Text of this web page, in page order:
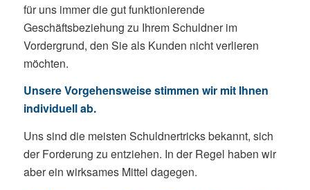
für uns immer die gut funktionierende
Geschäftsbeziehung zu Ihrem Schuldner im
Vordergrund, den Sie als Kunden nicht verlieren
möchten.
Unsere Vorgehensweise stimmen wir mit Ihnen
individuell ab.
Uns sind die meisten Schuldnertricks bekannt, sich
der Forderung zu entziehen. In der Regel haben wir
aber ein wirksames Mittel dagegen.